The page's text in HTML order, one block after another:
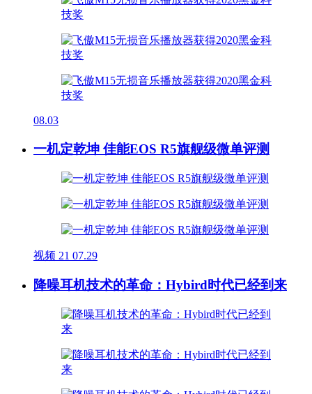
08.03
一机定乾坤 佳能EOS R5旗舰级微单评测
视频 21 07.29
降噪耳机技术的革命：Hybird时代已经到来